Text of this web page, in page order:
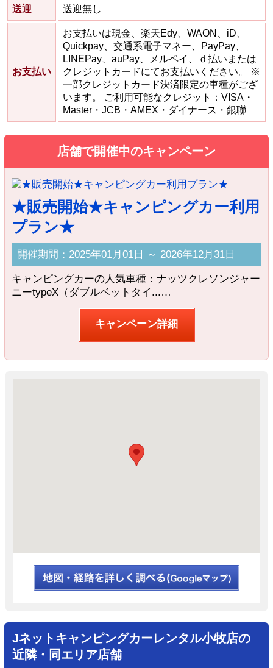
送迎 送迎無し
お支払い
お支払いは現金、楽天Edy、WAON、iD、
Quickpay、交通系電子マネー、PayPay、
LINEPay、auPay、メルペイ、ｄ払いまたは
クレジットカードにてお支払いください。 ※
一部クレジットカード決済限定の車種がござ
います。 ご利用可能なクレジット：VISA・
Master・JCB・AMEX・ダイナース・銀聯
店舗で開催中のキャンペーン
★販売開始★キャンピングカー利用
プラン★
開催期間：2025年01月01日 ～ 2026年12月31日
キャンピングカーの人気車種：ナッツクレソンジャー
ニーtypeX（ダブルベットタイ...…
キャンペーン詳細
Jネットキャンピングカーレンタル小牧店の
近隣・同エリア店舗